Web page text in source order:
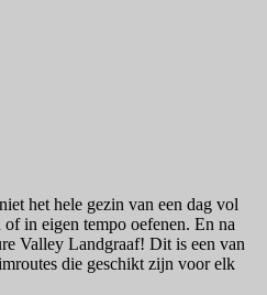
het hele gezin van een dag vol
in eigen tempo oefenen. En na
Valley Landgraaf! Dit is een van
die geschikt zijn voor elk